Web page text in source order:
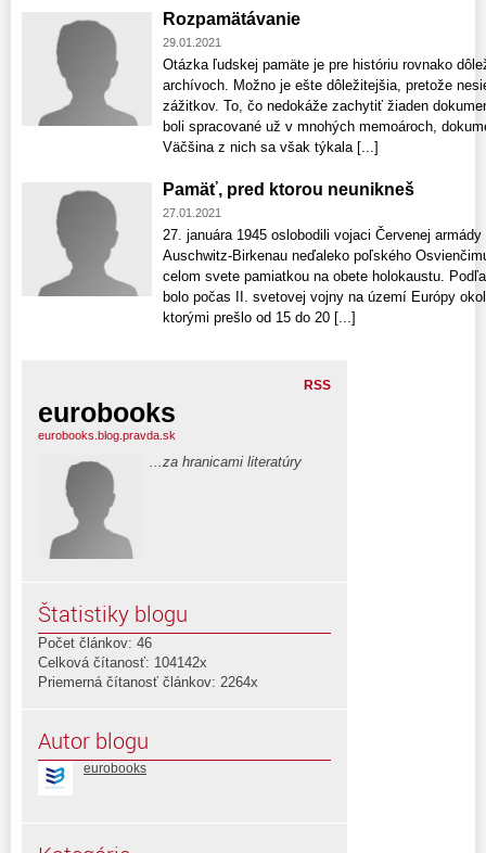
Rozpamätávanie
29.01.2021
Otázka ľudskej pamäte je pre históriu rovnako
archívoch. Možno je ešte dôležitejšia, pretože
zážitkov. To, čo nedokáže zachytiť žiaden
boli spracované už v mnohých memoároch,
Väčšina z nich sa však týkala [...]
Pamäť, pred ktorou neunikneš
27.01.2021
27. januára 1945 oslobodili vojaci Červenej
Auschwitz-Birkenau neďaleko poľského
celom svete pamiatkou na obete holokaustu.
bolo počas II. svetovej vojny na území Európy
ktorými prešlo od 15 do 20 [...]
RSS
eurobooks
eurobooks.blog.pravda.sk
...za hranicami literatúry
Štatistiky blogu
Počet článkov: 46
Celková čítanosť: 104142x
Priemerná čítanosť článkov: 2264x
Autor blogu
eurobooks